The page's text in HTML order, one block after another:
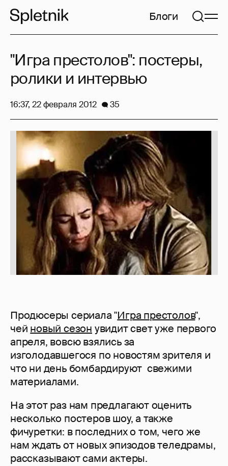
Блоги
Продюсеры сериала "Игра престолов",
чей новый сезон увидит свет уже первого
апреля, вовсю взялись за
изголодавшегося по новостям зрителя и
что ни день бомбардируют свежими
материалами.
На этот раз нам предлагают оценить
несколько постеров шоу, а также
фичуретки: в последних о том, чего же
нам ждать от новых эпизодов теледрамы,
рассказывают сами актеры.
"Игра престолов": постеры,
ролики и интервью
16:37, 22 февраля 2012 35